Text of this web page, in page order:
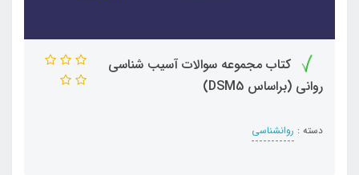
کتاب مجموعه سوالات آسیب شناسی
روانی (براساس DSM5)
دسته : روانشناسی